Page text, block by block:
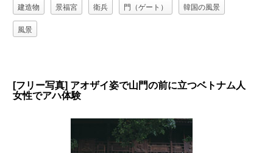
建造物 景福宮 衛兵 門（ゲート） 韓国の風景
風景
[フリー写真] アオザイ姿で山門の前に立つベトナム人
女性でアハ体験